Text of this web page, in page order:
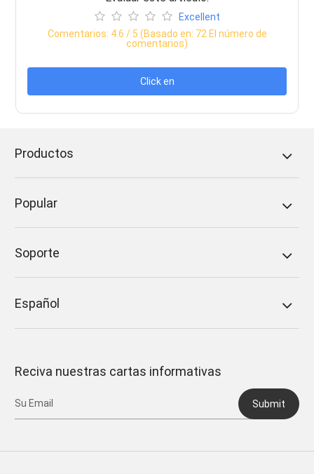
Excellent
Comentarios: 4.6 / 5 (Basado en: 72 El número de
comentarios)
Click en
Productos
Popular
Soporte
Español
Reciva nuestras cartas informativas
Submit